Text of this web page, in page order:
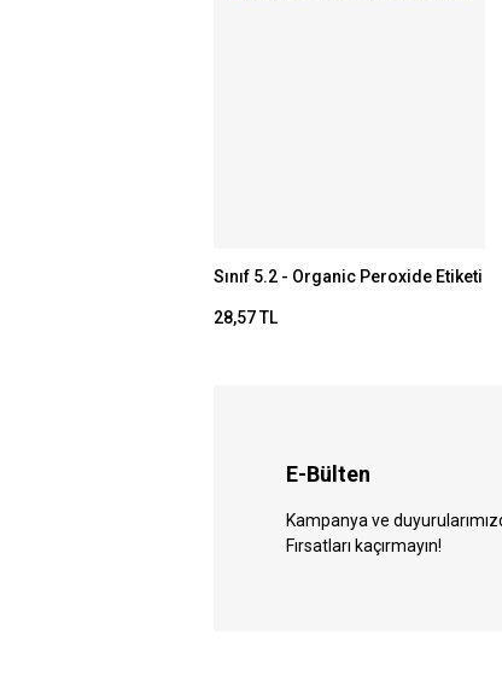
Sınıf 5.2 - Organic Peroxide Etiketi
28,57 TL
E-Bülten
Kampanya ve
Fırsatları kaçırmayın!